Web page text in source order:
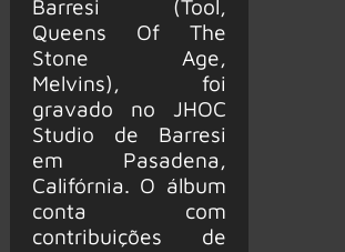
Barresi (Tool,
Queens Of The
Stone Age,
Melvins), foi
gravado no JHOC
Studio de Barresi
em Pasadena,
Califórnia. O álbum
conta com
contribuições de